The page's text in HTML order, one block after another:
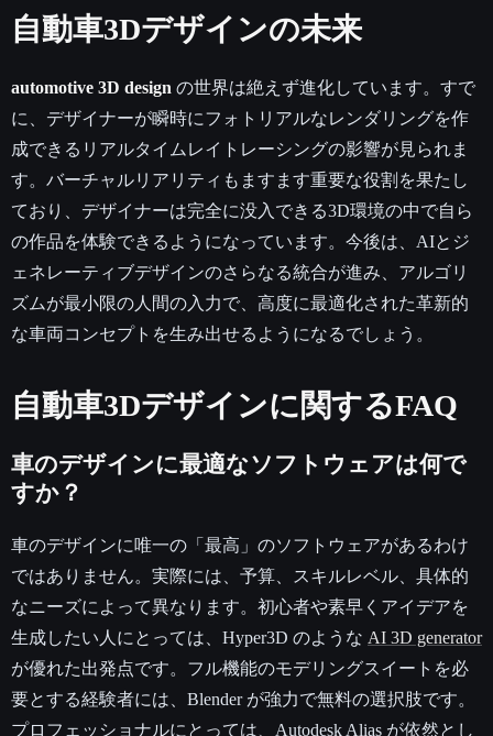
自動車3Dデザインの未来
automotive 3D design の世界は絶えず進化しています。すで
に、デザイナーが瞬時にフォトリアルなレンダリングを作
成できるリアルタイムレイトレーシングの影響が見られま
す。バーチャルリアリティもますます重要な役割を果たし
ており、デザイナーは完全に没入できる3D環境の中で自ら
の作品を体験できるようになっています。今後は、AIとジ
ェネレーティブデザインのさらなる統合が進み、アルゴリ
ズムが最小限の人間の入力で、高度に最適化された革新的
な車両コンセプトを生み出せるようになるでしょう。
自動車3Dデザインに関するFAQ
車のデザインに最適なソフトウェアは何で
すか？
車のデザインに唯一の「最高」のソフトウェアがあるわけ
ではありません。実際には、予算、スキルレベル、具体的
なニーズによって異なります。初心者や素早くアイデアを
生成したい人にとっては、Hyper3D のような AI 3D generator
が優れた出発点です。フル機能のモデリングスイートを必
要とする経験者には、Blender が強力で無料の選択肢です。
プロフェッショナルにとっては、Autodesk Alias が依然とし